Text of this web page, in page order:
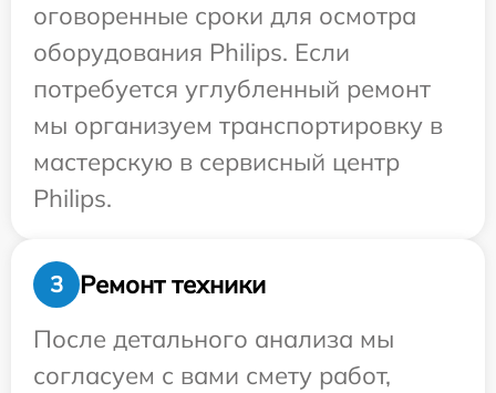
оговоренные сроки для осмотра
оборудования Philips. Если
потребуется углубленный ремонт
мы организуем транспортировку в
мастерскую в сервисный центр
Philips.
3
Ремонт техники
После детального анализа мы
согласуем с вами смету работ,